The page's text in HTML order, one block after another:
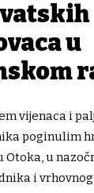
u
vijenaca i
poginulim
Otoka, u
i